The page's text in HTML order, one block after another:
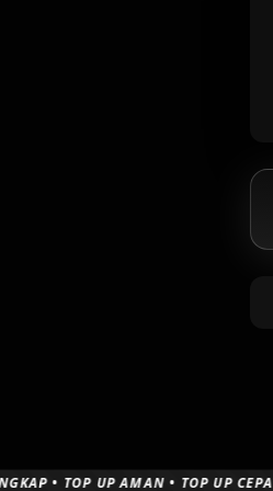
UP AMAN • TOP UP CEPAT • TOP